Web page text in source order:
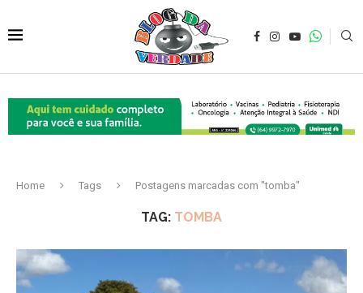
Home Tags Postagens marcadas com "tomba"
TAG: TOMBA